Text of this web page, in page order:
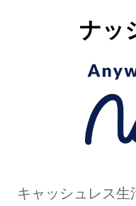
ナッ
キャッシュレス生